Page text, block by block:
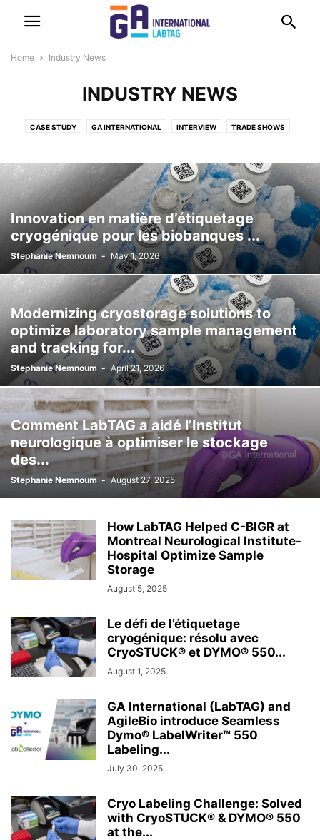
Home Industry News
INDUSTRY NEWS
CASE STUDY GA INTERNATIONAL INTERVIEW TRADE SHOWS
Innovation en matière d’étiquetage
cryogénique pour les biobanques ...
Stephanie Nemnoum - May 1, 2026
Modernizing cryostorage solutions to
optimize laboratory sample management
and tracking for...
Stephanie Nemnoum - April 21, 2026
Comment LabTAG a aidé l’Institut
neurologique à optimiser le stockage
des...
Stephanie Nemnoum - August 27, 2025
How LabTAG Helped C-BIGR at
Montreal Neurological Institute-
Hospital Optimize Sample
Storage
August 5, 2025
Le défi de l’étiquetage
cryogénique: résolu avec
CryoSTUCK® et DYMO® 550...
August 1, 2025
GA International (LabTAG) and
AgileBio introduce Seamless
Dymo® LabelWriter™ 550
Labeling...
July 30, 2025
Cryo Labeling Challenge: Solved
with CryoSTUCK® & DYMO® 550
at the...